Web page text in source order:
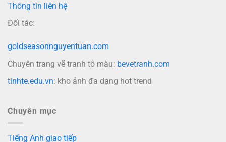
Thông tin liên hệ
Đối tác:
goldseasonnguyentuan.com
Chuyên trang vẽ tranh tô màu: bevetranh.com
tinhte.edu.vn: kho ảnh đa dạng hot trend
Chuyên mục
Tiếng Anh giao tiếp